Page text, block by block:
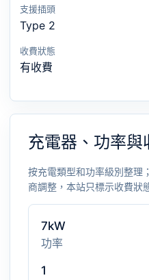
支援插頭
Type 2
收費狀態
有收費
充電器、功率與
按充電類型和功率級別整理
商調整，本站只標示收費狀
7kW
功率
1